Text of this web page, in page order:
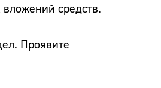
средств.
Проявите